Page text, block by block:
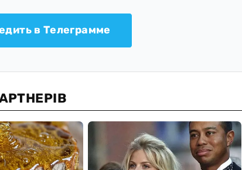
в Телеграмме